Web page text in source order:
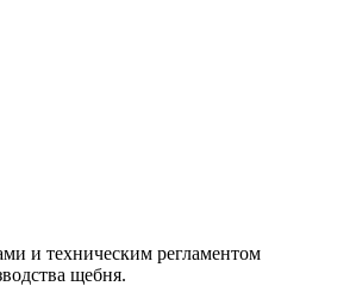
и техническим регламентом
щебня.